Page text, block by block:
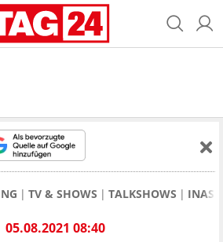
TV & SHOWS TALKSHOWS INAS
05.08.2021 08:40